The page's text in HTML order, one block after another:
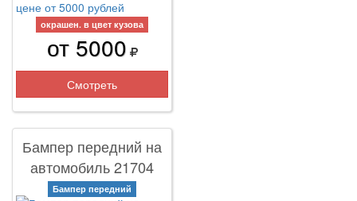
окрашен. в цвет кузова
от 5000
Смотреть
Бампер передний на
автомобиль 21704
Бампер передний